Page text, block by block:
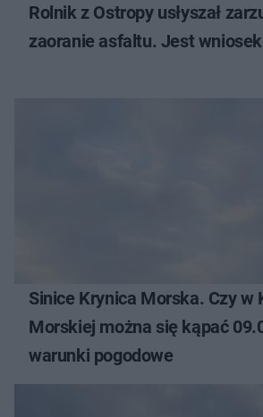
Rolnik z Ostropy usłyszał
zaoranie asfaltu. Jest
Sinice Krynica Morska. Czy w
Morskiej można się kąpać
warunki pogodowe